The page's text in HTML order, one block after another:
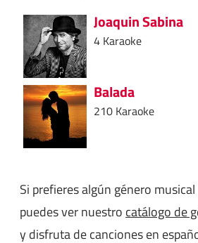
Joaquin Sabina
4 Karaoke
Balada
210 Karaoke
Si prefieres algún género
puedes ver nuestro catálogo de
y disfruta de canciones en